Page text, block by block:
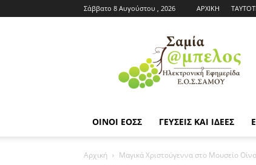
Σάββατο 8 Αυγούστου , 2026 ΑΡΧΙΚΗ
Εφημερίδα
ΕΟΣΣ
|
Σαμία
ΟΙΝΟΙ ΕΟΣΣ ΓΕΥΣΕΙΣ ΚΑΙ ΙΔΕΕΣ
Αρχική Μαγικά Χριστούγεννα στο Μουσείο